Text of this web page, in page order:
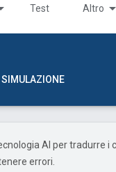
Test Altro
SIMULAZIONE
AI per tradurre i
errori.